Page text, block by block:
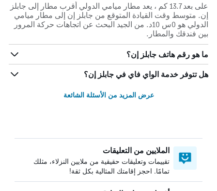
على بعد 13.7 كم ، يعد مطار ميامي الدولي أقرب مطار إلى جابلز
إن. متوسط وقت القيادة المتوقع من جابلز إن إلى مطار ميامي
الدولي هو 0س 10د. من الجيد البحث عن اتجاهات حركة المرور
بين فندقك والمطار.
ما هو رقم هاتف جابلز إن؟
هل تتوفر خدمة الواي فاي في جابلز إن؟
عرض المزيد من الأسئلة الشائعة
الملايين من التعليقات
تقييمات وتعليقات حقيقية من ملايين النزلاء، مثلك
تمامًا. احجز إقامتك المثالية بكل ثقة!